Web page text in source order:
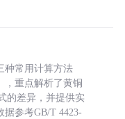
种常用计算方法
，重点解析了黄铜
的差异，并提供实
参考GB/T 4423-